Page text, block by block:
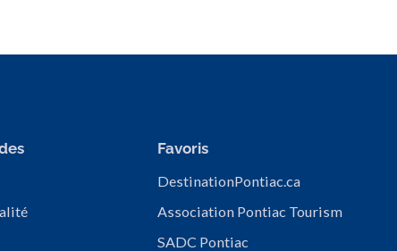
Favoris
DestinationPontiac.ca
Association Pontiac Tourism
SADC Pontiac